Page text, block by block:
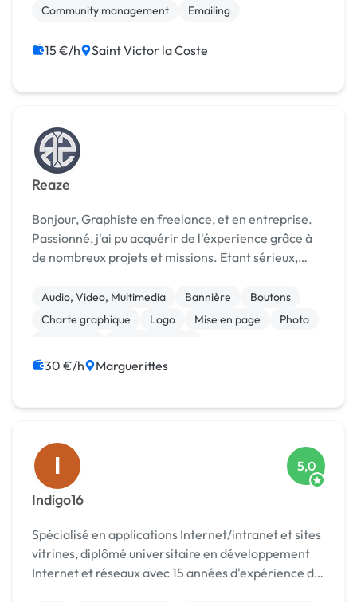
Community management
Emailing
15 €/h Saint Victor la Coste
Reaze
Bonjour, Graphiste en freelance, et en entreprise.
Passionné, j'ai pu acquérir de l'éxperience grâce à
de nombreux projets et missions. Etant sérieux,
reprenant quelques uns de mes travaux et ...
Audio, Video, Multimedia Bannière
Boutons
Charte graphique
Logo Mise en page
Photo
Création ou conversion ebook
30 €/h Marguerittes
I
Indigo16
5,0
Spécialisé en applications Internet/intranet et sites
vitrines, diplômé universitaire en développement
Internet et réseaux avec 15 années d'expérience du